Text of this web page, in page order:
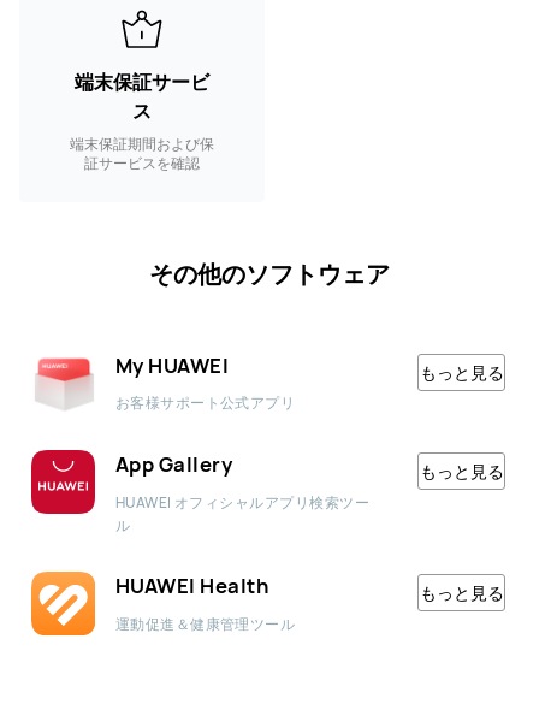
端末保証サービ
ス
端末保証期間および保
証サービスを確認
その他のソフトウェア
My HUAWEI
お客様サポート公式アプリ
もっと見る
App Gallery
HUAWEI オフィシャルアプリ検索ツー
ル
もっと見る
HUAWEI Health
運動促進＆健康管理ツール
もっと見る